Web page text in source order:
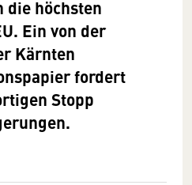
die höchsten
Ein von der
Kärnten
fordert
Stopp